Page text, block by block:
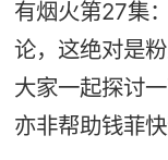
有烟火第27集
论，这绝对是
大家一起探讨
亦非帮助钱菲